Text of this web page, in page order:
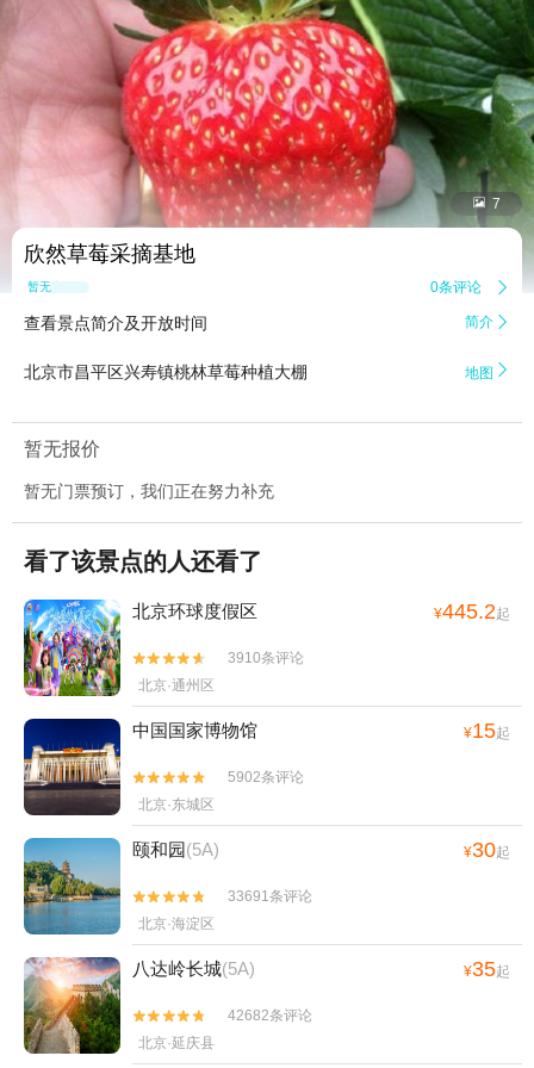
 7
欣然草莓采摘基地
暂无点评 0条评论 
查看景点简介及开放时间 简介 
北京市昌平区兴寿镇桃林草莓种植大棚 地图 
暂无报价
暂无门票预订，我们正在努力补充
看了该景点的人还看了
北京环球度假区 ¥445.2起


3910条评论
北京·通州区
中国国家博物馆 ¥15起


5902条评论
北京·东城区
颐和园(5A) ¥30起


33691条评论
北京·海淀区
八达岭长城(5A) ¥35起


42682条评论
北京·延庆县